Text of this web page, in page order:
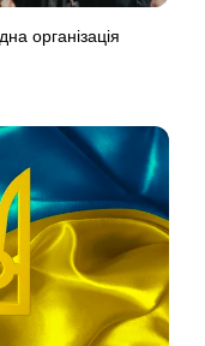
організація